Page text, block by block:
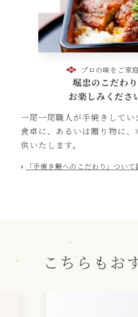
プロの味をご家庭
堀忠のこだわ
お楽しみくださ
一尾一尾職人が手焼きしてい
食卓に、あるいは贈り物に、
供いたします。
「手焼き鰻へのこだわり」つい
こちらもお